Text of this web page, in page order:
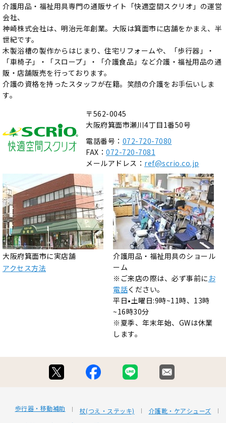
介護用品・福祉用具専門の通販サイト「快適空間スクリオ」の運営
会社、
神崎株式会社は、明治元年創業。大阪は箕面市に店舗をかまえ、半
世紀です。
木製浴槽の製作からはじまり、住宅リフォームや、「歩行器」・
「車椅子」・「スロープ」・「介護食品」など介護・福祉用品の通
販・店舗販売を行っております。
介護の資格を持ったスタッフが在籍。笑顔の介護をお手伝いしま
す。
〒562-0045
大阪府箕面市瀬川4丁目1番50号
電話番号： 072-720-7080
FAX： 072-720-7081
メールアドレス： ref@scrio.co.jp
大阪府箕面市に実店舗
アクセス方法
介護用品・福祉用具のショール
ーム
※ご来店の際は、必ず事前に お
電話ください。
平日•土曜日:9時~11時、13時
~16時30分
※夏季、年末年始、GWは休業
します。
歩行器・移動補助 杖(つえ・ステッキ)
介護靴・ケアシューズ